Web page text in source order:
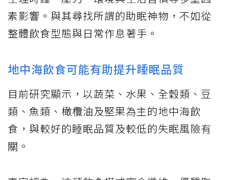
素影響。與其尋找所謂的助眠神物，不如從
整體飲食型態與日常作息著手。
地中海飲食可能有助提升睡眠品質
目前研究顯示，以蔬菜、水果、全穀類、豆
類、魚類、橄欖油及堅果為主的地中海飲
食，與較好的睡眠品質及較低的失眠風險有
關。